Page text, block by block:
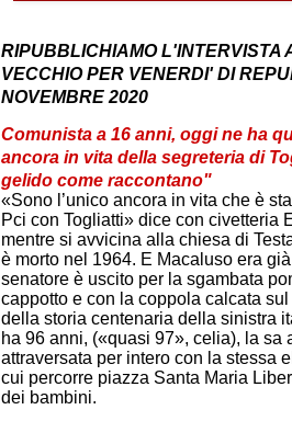
RIPUBBLICHIAMO L'INTERVISTA
VECCHIO PER VENERDI' DI
NOVEMBRE 2020
Comunista a 16 anni, oggi ne ha
ancora in vita della segreteria di
gelido come raccontano"
«Sono l’unico ancora in vita che è
Pci con Togliatti» dice con civetteria
mentre si avvicina alla chiesa di
è morto nel 1964. E Macaluso era
senatore è uscito per la sgambata
cappotto e con la coppola calcata
della storia centenaria della sinistra
ha 96 anni, («quasi 97», celia), la sa
attraversata per intero con la stessa
cui percorre piazza Santa Maria
dei bambini.